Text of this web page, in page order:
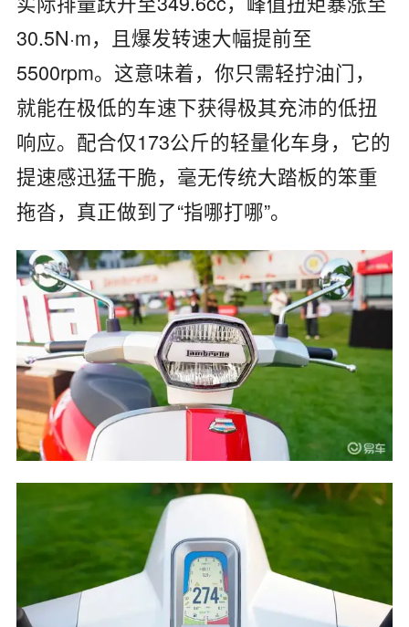
30.5N·m，且爆发转速大幅提前至
5500rpm。这意味着，你只需轻拧油门，
就能在极低的车速下获得极其充沛的低扭
响应。配合仅173公斤的轻量化车身，它的
提速感迅猛干脆，毫无传统大踏板的笨重
拖沓，真正做到了“指哪打哪”。